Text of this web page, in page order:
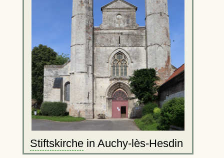
Stiftskirchein Auchy-lès-Hesdin